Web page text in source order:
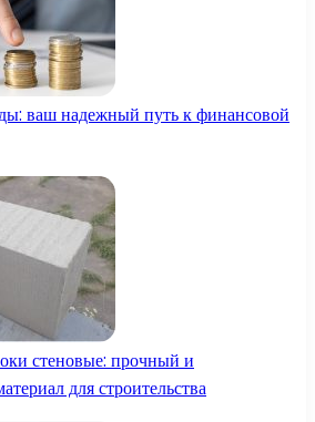
ваш надежный путь к финансовой
стеновые: прочный и
для строительства